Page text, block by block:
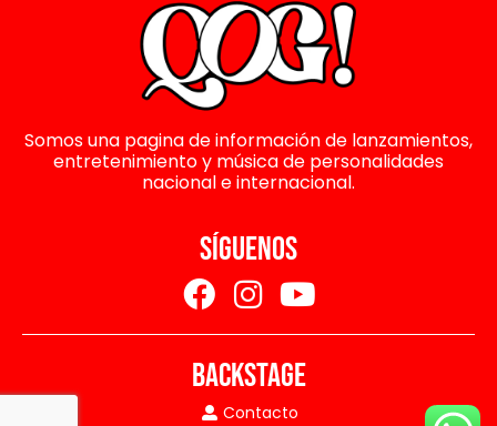
Somos una pagina de información de lanzamientos,
entretenimiento y música de personalidades
nacional e internacional.
SÍGUENOS
BACKSTAGE
Contacto